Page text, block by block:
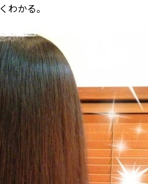
わかる。